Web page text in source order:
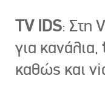
TV IDS: Στη
για κανάλια,
καθώς και